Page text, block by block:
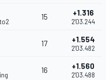
15 +1.316
2'03.244
17 +1.554
2'03.482
16 +1.560
2'03.488